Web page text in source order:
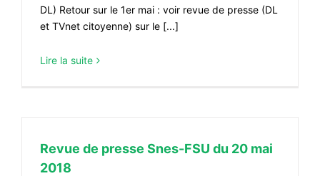
DL) Retour sur le 1er mai : voir revue de presse (DL
et TVnet citoyenne) sur le [...]
Lire la suite
Revue de presse Snes-FSU du 20 mai
2018